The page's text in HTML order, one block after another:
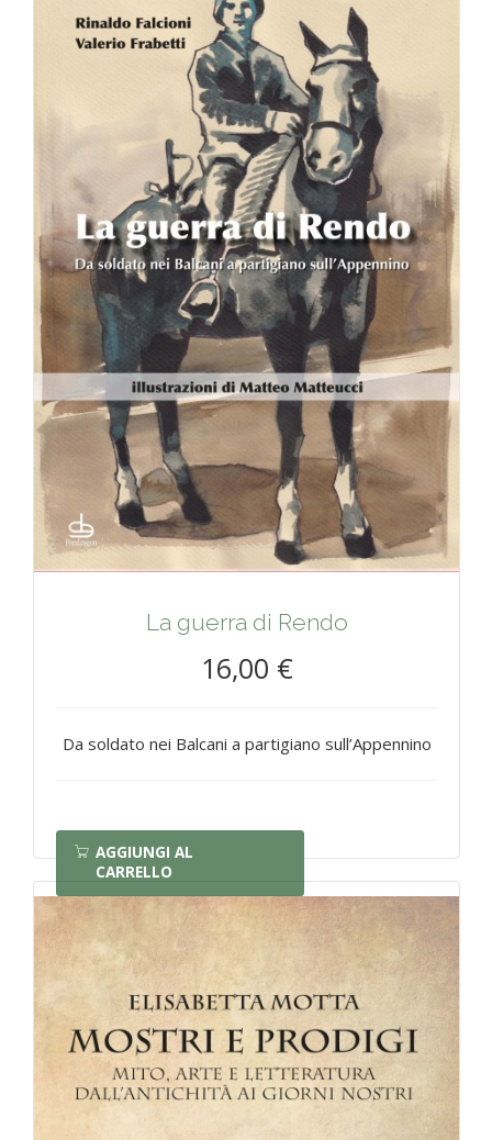
La guerra di Rendo
16,00 €
Da soldato nei Balcani a partigiano sull’Appennino
AGGIUNGI AL
CARRELLO